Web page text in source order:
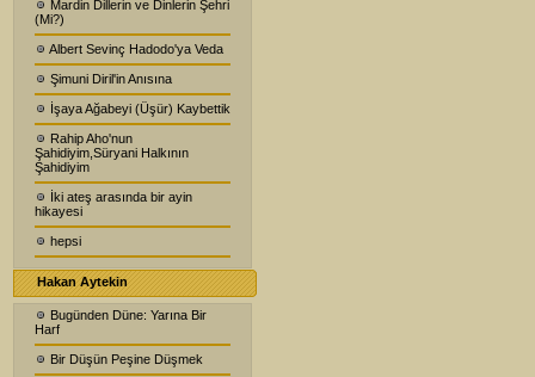
Mardin Dillerin ve Dinlerin Şehri
(Mi?)
Albert Sevinç Hadodo'ya Veda
Şimuni Diril'in Anısına
İşaya Ağabeyi (Üşür) Kaybettik
Rahip Aho'nun
Şahidiyim,Süryani Halkının
Şahidiyim
İki ateş arasında bir ayin
hikayesi
hepsi
Hakan Aytekin
Bugünden Düne: Yarına Bir
Harf
Bir Düşün Peşine Düşmek